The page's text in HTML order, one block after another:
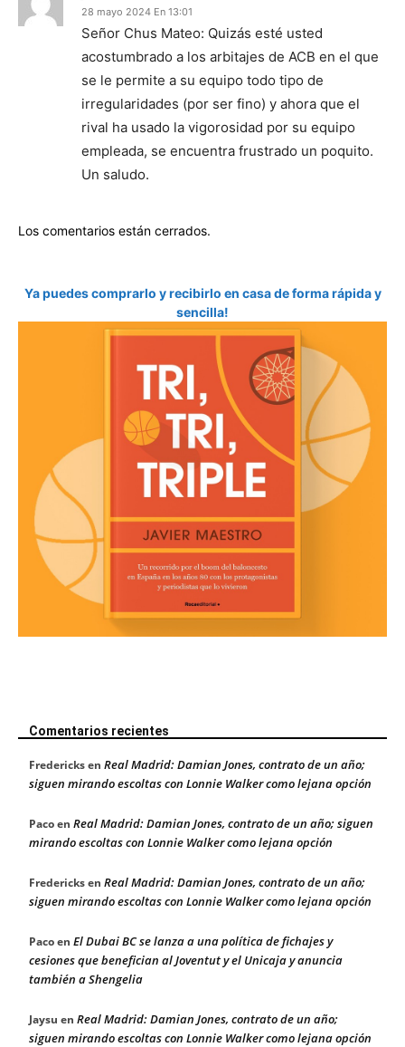
28 mayo 2024 En 13:01
Señor Chus Mateo: Quizás esté usted
acostumbrado a los arbitajes de ACB en el que
se le permite a su equipo todo tipo de
irregularidades (por ser fino) y ahora que el
rival ha usado la vigorosidad por su equipo
empleada, se encuentra frustrado un poquito.
Un saludo.
Los comentarios están cerrados.
Ya puedes comprarlo y recibirlo en casa de forma rápida y
sencilla!
Comentarios recientes
Fredericksen Real Madrid: Damian Jones, contrato de un año;
siguen mirando escoltas con Lonnie Walker como lejana opción
Pacoen Real Madrid: Damian Jones, contrato de un año; siguen
mirando escoltas con Lonnie Walker como lejana opción
Fredericksen Real Madrid: Damian Jones, contrato de un año;
siguen mirando escoltas con Lonnie Walker como lejana opción
Pacoen El Dubai BC se lanza a una política de fichajes y
cesiones que benefician al Joventut y el Unicaja y anuncia
también a Shengelia
Jaysu en Real Madrid: Damian Jones, contrato de un año;
siguen mirando escoltas con Lonnie Walker como lejana opción